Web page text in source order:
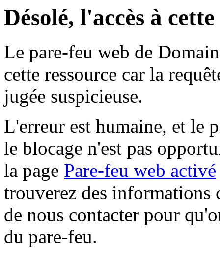
Désolé, l'accès à
Le pare-feu web de
cette ressource car la
jugée suspicieuse.
L'erreur est humaine, et le
le blocage n'est pas
la page Pare-feu web activé
trouverez des informations
de nous contacter pour
du pare-feu.